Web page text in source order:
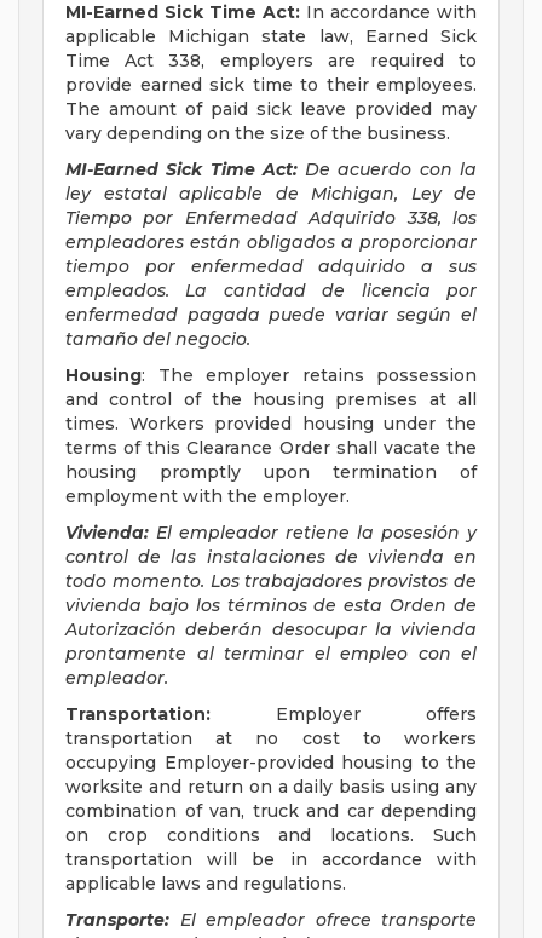
MI-Earned Sick Time Act: In accordance with
applicable Michigan state law, Earned Sick
Time Act 338, employers are required to
provide earned sick time to their employees.
The amount of paid sick leave provided may
vary depending on the size of the business.
MI-Earned Sick Time Act:De acuerdo con la
ley estatal aplicable de Michigan, Ley de
Tiempo por Enfermedad Adquirido 338, los
empleadores están obligados a proporcionar
tiempo por enfermedad adquirido a sus
empleados. La cantidad de licencia por
enfermedad pagada puede variar según el
tamaño del negocio.
Housing: The employer retains possession
and control of the housing premises at all
times. Workers provided housing under the
terms of this Clearance Order shall vacate the
housing promptly upon termination of
employment with the employer.
Vivienda: El empleador retiene la posesión y
control de las instalaciones de vivienda en
todo momento. Los trabajadores provistos de
vivienda bajo los términos de esta Orden de
Autorización deberán desocupar la vivienda
prontamente al terminar el empleo con el
empleador.
Transportation: Employer offers
transportation at no cost to workers
occupying Employer-provided housing to the
worksite and return on a daily basis using any
combination of van, truck and car depending
on crop conditions and locations. Such
transportation will be in accordance with
applicable laws and regulations.
Transporte: El empleador ofrece transporte